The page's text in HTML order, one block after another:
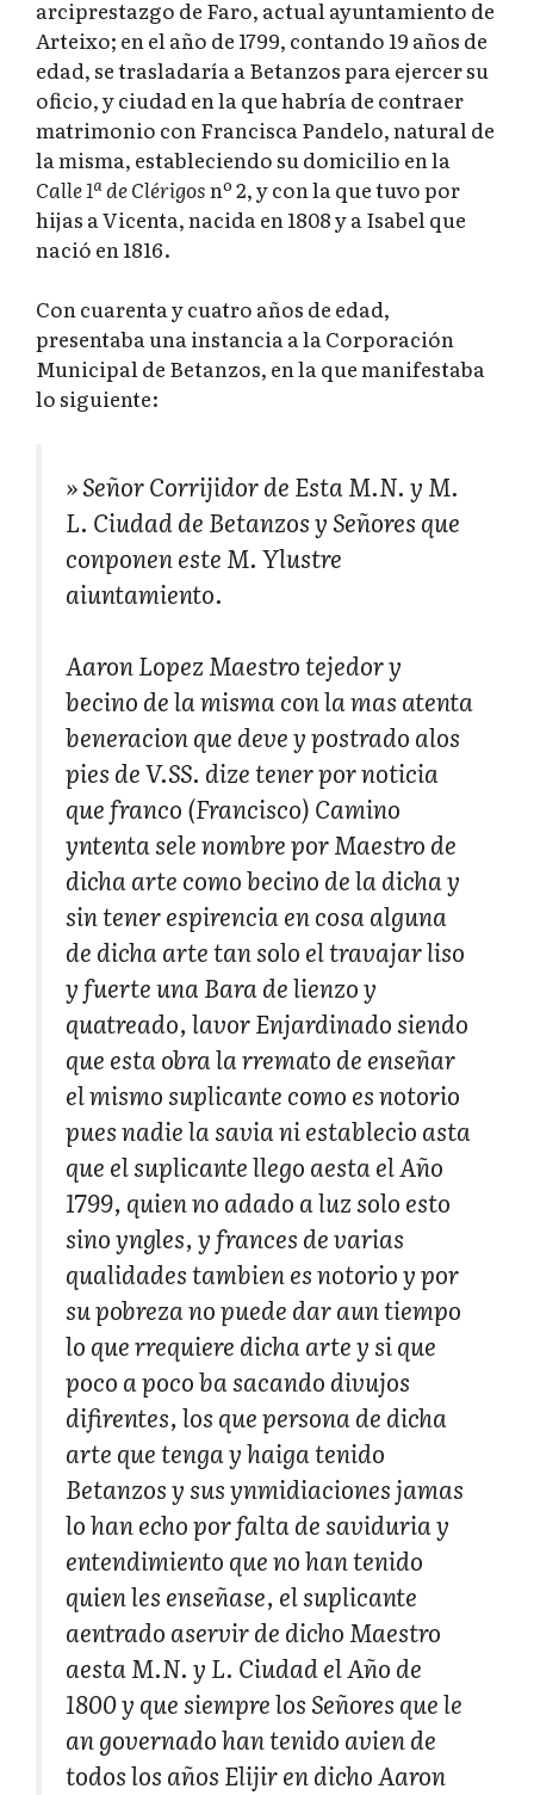
arciprestazgo de Faro, actual ayuntamiento de
Arteixo; en el año de 1799, contando 19 años de
edad, se trasladaría a Betanzos para ejercer su
oficio, y ciudad en la que habría de contraer
matrimonio con Francisca Pandelo, natural de
la misma, estableciendo su domicilio en la
Calle 1ª de Clérigosnº 2, y con la que tuvo por
hijas a Vicenta, nacida en 1808 y a Isabel que
nació en 1816.
Con cuarenta y cuatro años de edad,
presentaba una instancia a la Corporación
Municipal de Betanzos, en la que manifestaba
lo siguiente:
» Señor Corrijidor de Esta M.N. y M.
L. Ciudad de Betanzos y Señores que
conponen este M. Ylustre
aiuntamiento.
Aaron Lopez Maestro tejedor y
becino de la misma con la mas atenta
beneracion que deve y postrado alos
pies de V.SS. dize tener por noticia
que franco (Francisco) Camino
yntenta sele nombre por Maestro de
dicha arte como becino de la dicha y
sin tener espirencia en cosa alguna
de dicha arte tan solo el travajar liso
y fuerte una Bara de lienzo y
quatreado, lavor Enjardinado siendo
que esta obra la rremato de enseñar
el mismo suplicante como es notorio
pues nadie la savia ni establecio asta
que el suplicante llego aesta el Año
1799, quien no adado a luz solo esto
sino yngles, y frances de varias
qualidades tambien es notorio y por
su pobreza no puede dar aun tiempo
lo que rrequiere dicha arte y si que
poco a poco ba sacando divujos
difirentes, los que persona de dicha
arte que tenga y haiga tenido
Betanzos y sus ynmidiaciones jamas
lo han echo por falta de saviduria y
entendimiento que no han tenido
quien les enseñase, el suplicante
aentrado aservir de dicho Maestro
aesta M.N. y L. Ciudad el Año de
1800 y que siempre los Señores que le
an governado han tenido avien de
todos los años Elijir en dicho Aaron